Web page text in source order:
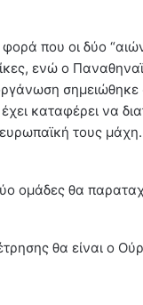
που οι δύο
ενώ ο
καταφέρει να
τους μάχη.
ομάδες θα
θα είναι ο